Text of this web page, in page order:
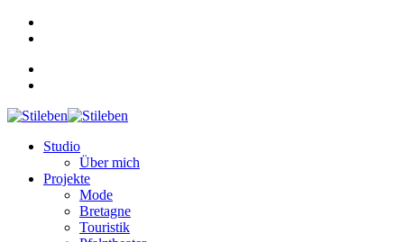
Studio
Über mich
Projekte
Mode
Bretagne
Touristik